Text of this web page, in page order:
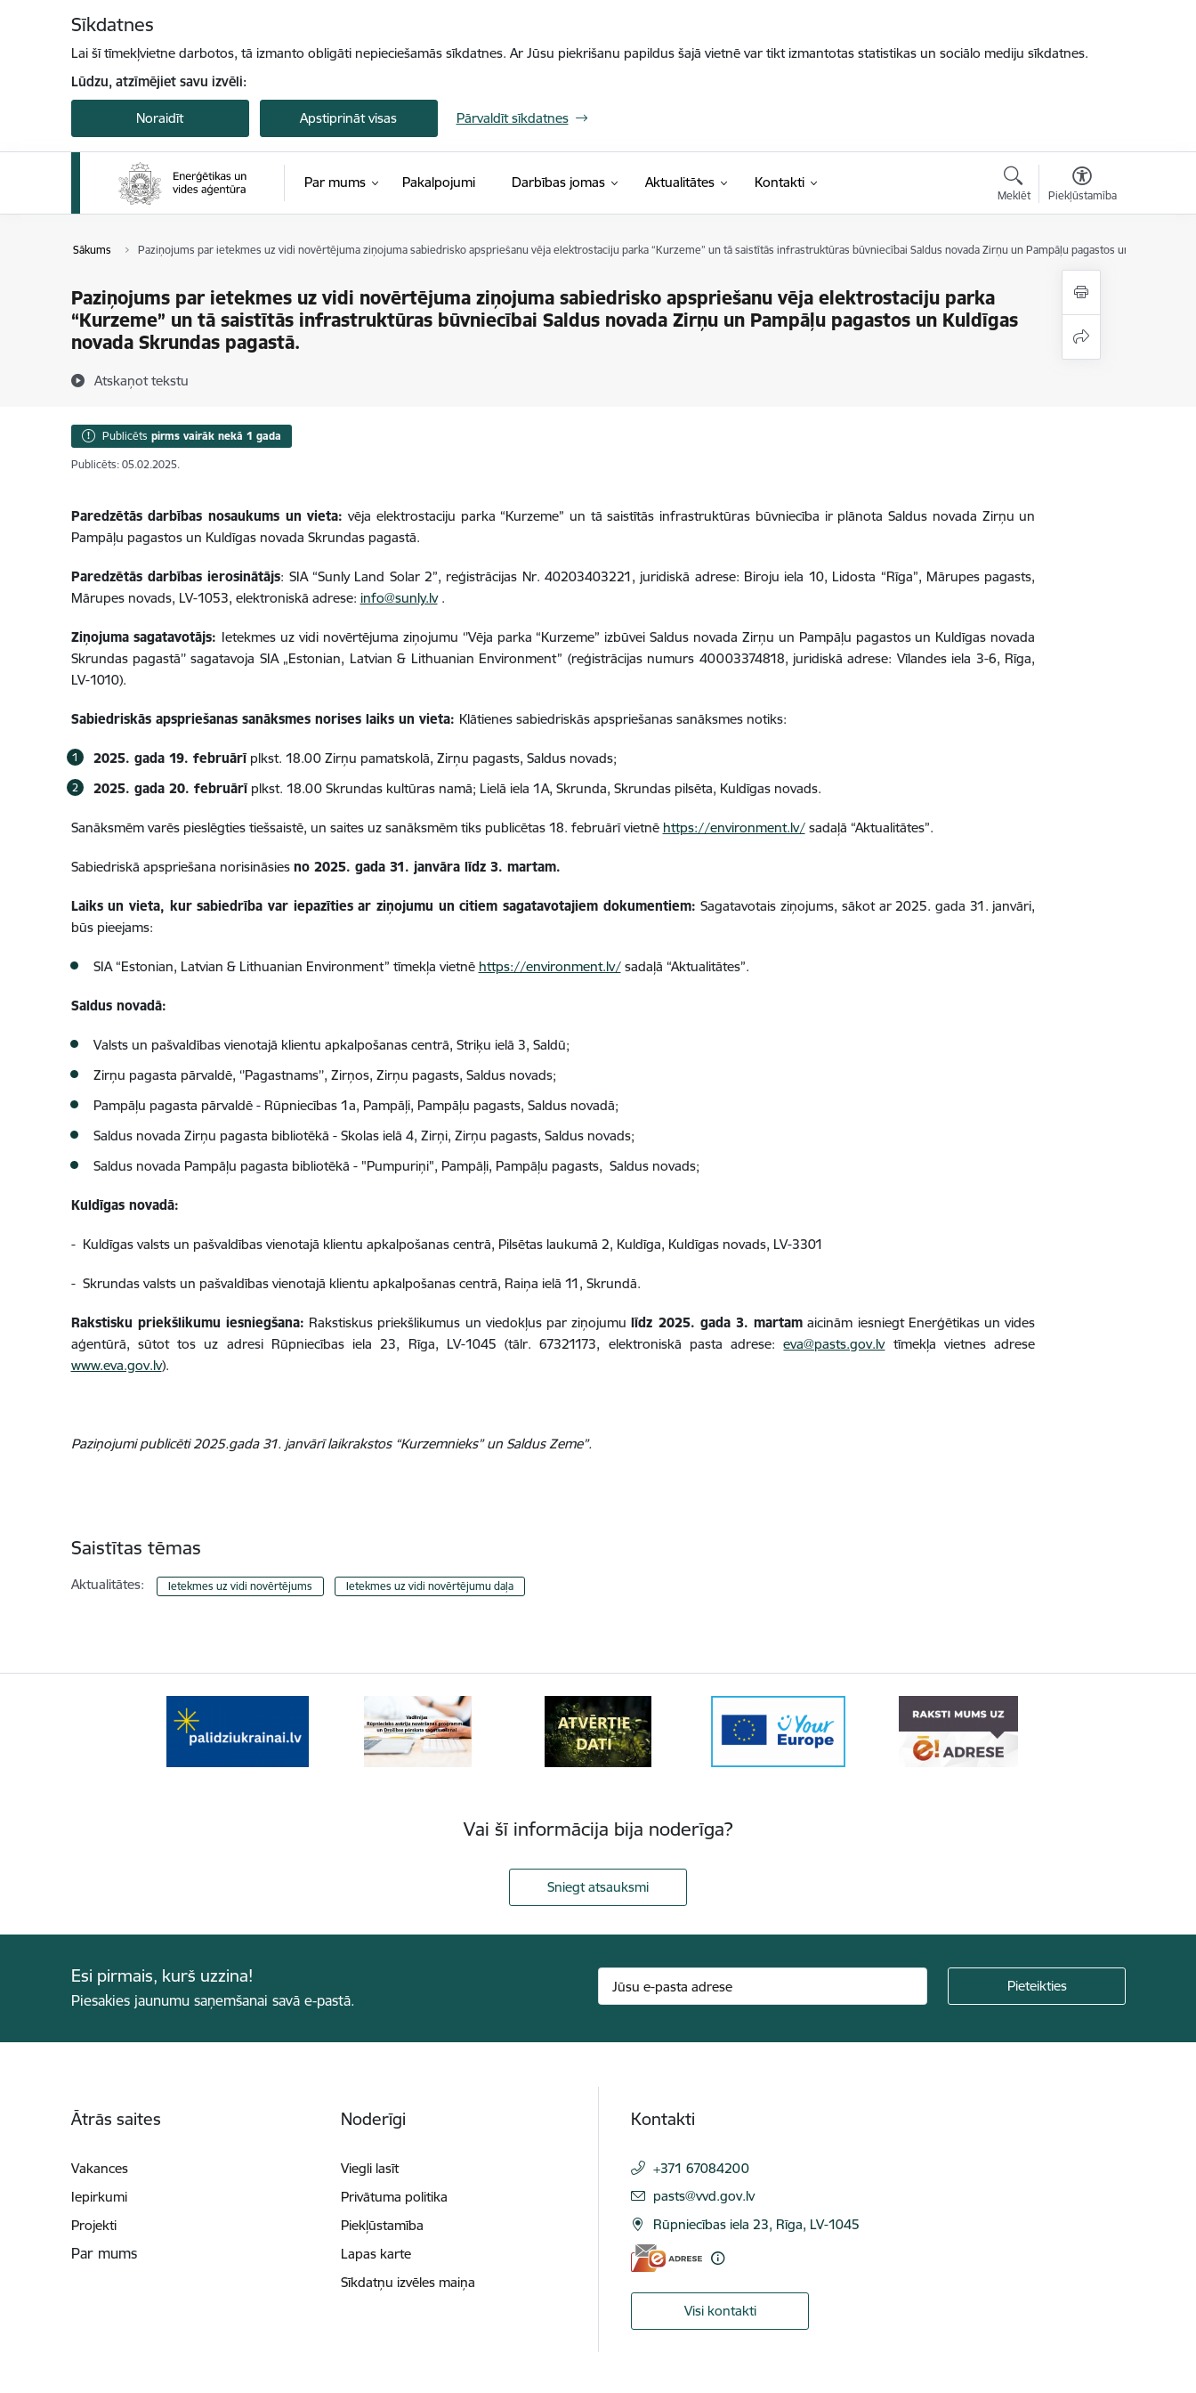
Sīkdatnes
Lai šī tīmekļvietne darbotos, tā izmanto obligāti nepieciešamās sīkdatnes. Ar Jūsu piekrišanu papildus šajā vietnē var tikt izmantotas statistikas un sociālo mediju sīkdatnes.
Lūdzu, atzīmējiet savu izvēli:
Noraidīt Apstiprināt visas Pārvaldīt sīkdatnes
Par mums Pakalpojumi Darbības jomas Aktualitātes Kontakti
Meklēt Piekļūstamība
Sākums Paziņojums par ietekmes uz vidi novērtējuma ziņojuma sabiedrisko apspriešanu vēja elektrostaciju parka “Kurzeme” un tā saistītās infrastruktūras būvniecībai Saldus novada Zirņu un Pampāļu pagastos un Kuldīgas
Paziņojums par ietekmes uz vidi novērtējuma ziņojuma sabiedrisko apspriešanu vēja elektrostaciju parka
“Kurzeme” un tā saistītās infrastruktūras būvniecībai Saldus novada Zirņu un Pampāļu pagastos un Kuldīgas
novada Skrundas pagastā.
Atskaņot tekstu
Publicēts pirms vairāk nekā 1 gada
Publicēts: 05.02.2025.
Paredzētās darbības nosaukums un vieta: vēja elektrostaciju parka “Kurzeme” un tā saistītās infrastruktūras būvniecība ir plānota Saldus novada Zirņu un
Pampāļu pagastos un Kuldīgas novada Skrundas pagastā.
Paredzētās darbības ierosinātājs: SIA “Sunly Land Solar 2”, reģistrācijas Nr. 40203403221, juridiskā adrese: Biroju iela 10, Lidosta “Rīga”, Mārupes pagasts,
Mārupes novads, LV-1053, elektroniskā adrese: info@sunly.lv.
Ziņojuma sagatavotājs: Ietekmes uz vidi novērtējuma ziņojumu ‘’Vēja parka “Kurzeme” izbūvei Saldus novada Zirņu un Pampāļu pagastos un Kuldīgas novada
Skrundas pagastā’’ sagatavoja SIA „Estonian, Latvian & Lithuanian Environment” (reģistrācijas numurs 40003374818, juridiskā adrese: Vīlandes iela 3-6, Rīga,
LV-1010).
Sabiedriskās apspriešanas sanāksmes norises laiks un vieta: Klātienes sabiedriskās apspriešanas sanāksmes notiks:
2025. gada 19. februārīplkst. 18.00 Zirņu pamatskolā, Zirņu pagasts, Saldus novads;
2025. gada 20. februārīplkst. 18.00 Skrundas kultūras namā; Lielā iela 1A, Skrunda, Skrundas pilsēta, Kuldīgas novads.
Sanāksmēm varēs pieslēgties tiešsaistē, un saites uz sanāksmēm tiks publicētas 18. februārī vietnē https://environment.lv/sadaļā “Aktualitātes”.
Sabiedriskā apspriešana norisināsies no 2025. gada 31. janvāra līdz 3. martam.
Laiks un vieta, kur sabiedrība var iepazīties ar ziņojumu un citiem sagatavotajiem dokumentiem:Sagatavotais ziņojums, sākot ar 2025. gada 31. janvāri,
būs pieejams:
SIA “Estonian, Latvian & Lithuanian Environment” tīmekļa vietnē https://environment.lv/sadaļā “Aktualitātes”.
Saldus novadā:
Valsts un pašvaldības vienotajā klientu apkalpošanas centrā, Striķu ielā 3, Saldū;
Zirņu pagasta pārvaldē, ‘’Pagastnams’’, Zirņos, Zirņu pagasts, Saldus novads;
Pampāļu pagasta pārvaldē - Rūpniecības 1a, Pampāļi, Pampāļu pagasts, Saldus novadā;
Saldus novada Zirņu pagasta bibliotēkā - Skolas ielā 4, Zirņi, Zirņu pagasts, Saldus novads;
Saldus novada Pampāļu pagasta bibliotēkā - "Pumpuriņi", Pampāļi, Pampāļu pagasts, Saldus novads;
Kuldīgas novadā:
- Kuldīgas valsts un pašvaldības vienotajā klientu apkalpošanas centrā, Pilsētas laukumā 2, Kuldīga, Kuldīgas novads, LV-3301
- Skrundas valsts un pašvaldības vienotajā klientu apkalpošanas centrā, Raiņa ielā 11, Skrundā.
Rakstisku priekšlikumu iesniegšana: Rakstiskus priekšlikumus un viedokļus par ziņojumulīdz 2025. gada 3. martam aicinām iesniegt Enerģētikas un vides
aģentūrā, sūtot tos uz adresi Rūpniecības iela 23, Rīga, LV-1045 (tālr. 67321173, elektroniskā pasta adrese:eva@pasts.gov.lvtīmekļa vietnes adrese
www.eva.gov.lv).
Paziņojumi publicēti 2025.gada 31. janvārī laikrakstos “Kurzemnieks” un Saldus Zeme”.
Saistītas tēmas
Aktualitātes: Ietekmes uz vidi novērtējums Ietekmes uz vidi novērtējumu daļa
Vai šī informācija bija noderīga?
Sniegt atsauksmi
Esi pirmais, kurš uzzina!
Piesakies jaunumu saņemšanai savā e-pastā.
Ātrās saites
Vakances
Iepirkumi
Projekti
Par mums
Noderīgi
Viegli lasīt
Privātuma politika
Piekļūstamība
Lapas karte
Sīkdatņu izvēles maiņa
Kontakti
+371 67084200
E-pasts:
pasts@vvd.gov.lv
Rūpniecības iela 23, Rīga, LV-1045
Visi kontakti